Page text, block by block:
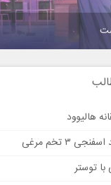
هالیوود
تخم مرغی
توستر